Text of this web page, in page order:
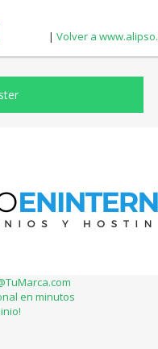
| Volver a
en minutos